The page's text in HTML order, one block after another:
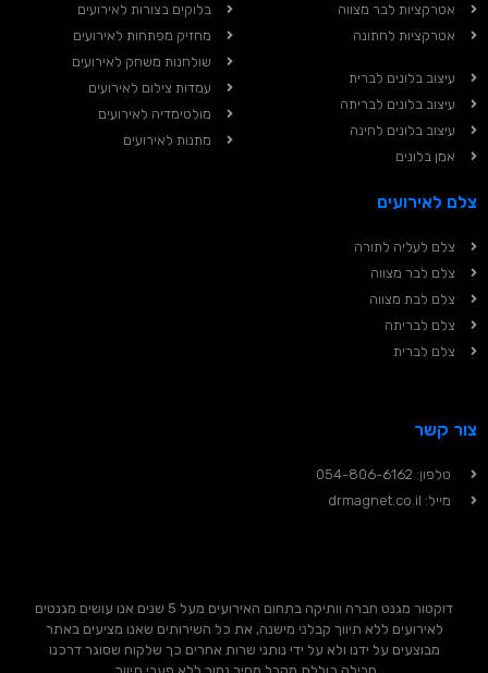
אטרקציות לבר מצווה
אטרקציות לחתונה
עיצוב בלונים לברית
עיצוב בלונים לבריתה
עיצוב בלונים לחינה
אמן בלונים
בלוקים בצורות לאירועים
מחזיק מפתחות לאירועים
שולחנות משחק לאירועים
עמדות צילום לאירועים
מולטימדיה לאירועים
מתנות לאירועים
צלם לאירועים
צלם לעליה לתורה
צלם לבר מצווה
צלם לבת מצווה
צלם לבריתה
צלם לברית
צור קשר
טלפון: 054-806-6162
מייל: drmagnet.co.il
דוקטור מגנט חברה וותיקה בתחום האירועים מעל 5 שנים אנו עושים מגנטים
לאירועים ללא תיווך קבלני מישנה, את כל השירותים שאנו מציעים באתר
מבוצעים על ידנו ולא על ידי נותני שרות אחרים כך שלקוח שסוגר דרכנו